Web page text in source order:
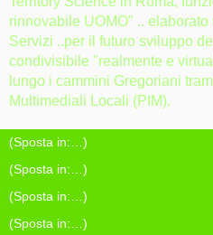
rinnovabile UOMO" ..
Servizi ..per il futuro sviluppo
condivisibile "realmente e
lungo i cammini Gregoriani
Multimediali Locali (PIM).